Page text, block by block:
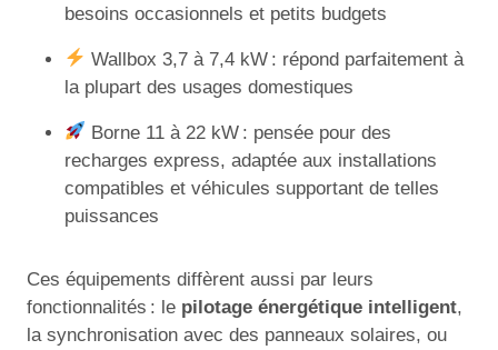
besoins occasionnels et petits budgets
Wallbox 3,7 à 7,4 kW : répond parfaitement à
la plupart des usages domestiques
Borne 11 à 22 kW : pensée pour des
recharges express, adaptée aux installations
compatibles et véhicules supportant de telles
puissances
Ces équipements diffèrent aussi par leurs
fonctionnalités : le pilotage énergétique intelligent,
la synchronisation avec des panneaux solaires, ou